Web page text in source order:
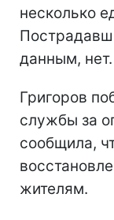
несколько
данным, нет.
Григоров
службы за
сообщила,
жителям.